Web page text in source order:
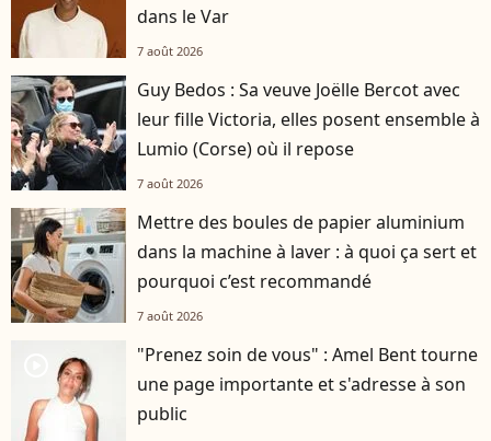
dans le Var
7 août 2026
Guy Bedos : Sa veuve Joëlle Bercot avec
leur fille Victoria, elles posent ensemble à
Lumio (Corse) où il repose
7 août 2026
Mettre des boules de papier aluminium
dans la machine à laver : à quoi ça sert et
pourquoi c’est recommandé
7 août 2026
"Prenez soin de vous" : Amel Bent tourne
une page importante et s'adresse à son
public